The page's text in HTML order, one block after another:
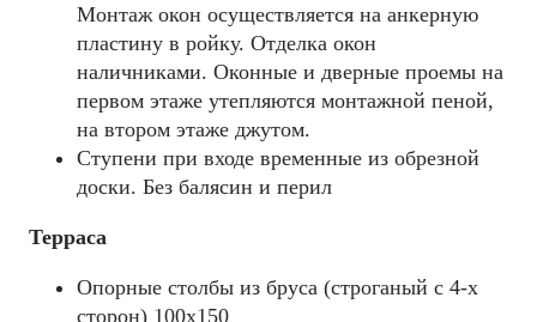
Монтаж окон осуществляется на анкерную
пластину в ройку. Отделка окон
наличниками. Оконные и дверные проемы на
первом этаже утепляются монтажной пеной,
на втором этаже джутом.
Ступени при входе временные из обрезной
доски. Без балясин и перил
Терраса
Опорные столбы из бруса (строганый с 4-х
сторон) 100х150